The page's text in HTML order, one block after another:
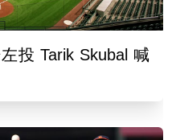
投 Tarik Skubal 喊